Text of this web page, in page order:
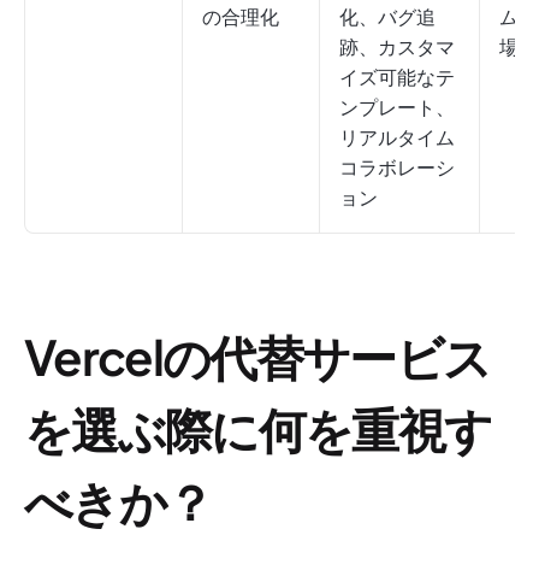
の合理化
化、バグ追
跡、カスタマ
イズ可能なテ
ンプレート、
リアルタイム
コラボレーシ
ョン
ム
場
Vercelの代替サービス
を選ぶ際に何を重視す
べきか？